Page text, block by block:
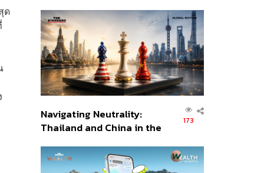
ด
ส่วนยุทธศาสตร์ไทย –
อินโดนีเซีย
Navigating Neutrality:
Thailand and China in the
Order
173